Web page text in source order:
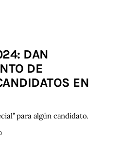
DAN
DE
EN
para algún candidato.